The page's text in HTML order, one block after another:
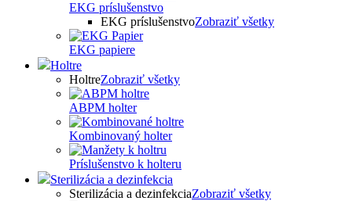
EKG príslušenstvo
EKG príslušenstvoZobraziť všetky
EKG papiere
Holtre
HoltreZobraziť všetky
ABPM holter
Kombinovaný holter
Príslušenstvo k holteru
Sterilizácia a dezinfekcia
Sterilizácia a dezinfekciaZobraziť všetky